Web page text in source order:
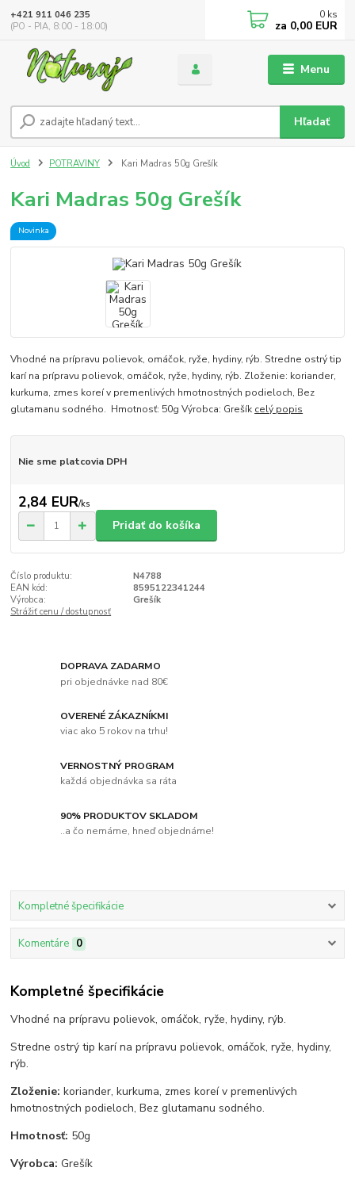
Menu
Hľadať
+421 911 046 235
(PO - PIA, 8:00 - 18:00)
0 ks
za 0,00 EUR
Úvod POTRAVINY Kari Madras 50g Grešík
Kari Madras 50g Grešík
Novinka
Vhodné na prípravu polievok, omáčok, ryže, hydiny, rýb. Stredne ostrý tip
karí na prípravu polievok, omáčok, ryže, hydiny, rýb. Zloženie: koriander,
kurkuma, zmes koreí v premenlivých hmotnostných podieloch, Bez
glutamanu sodného. Hmotnosť: 50g Výrobca: Grešík celý popis
Nie sme platcovia DPH
2,84 EUR/ks
Pridať do košíka
Číslo produktu:
N4788
EAN kód:
8595122341244
Výrobca:
Grešík
Strážiť cenu / dostupnosť
DOPRAVA ZADARMO
pri objednávke nad 80€
OVERENÉ ZÁKAZNÍKMI
viac ako 5 rokov na trhu!
VERNOSTNÝ PROGRAM
každá objednávka sa ráta
90% PRODUKTOV SKLADOM
..a čo nemáme, hneď objednáme!
Kompletné špecifikácie
Komentáre 0
Kompletné špecifikácie
Vhodné na prípravu polievok, omáčok, ryže, hydiny, rýb.
Stredne ostrý tip karí na prípravu polievok, omáčok, ryže, hydiny,
rýb.
Zloženie: koriander, kurkuma, zmes koreí v premenlivých
hmotnostných podieloch, Bez glutamanu sodného.
Hmotnosť: 50g
Výrobca: Grešík